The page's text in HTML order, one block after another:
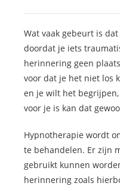
Wat vaak gebeurt is
doordat je iets
herinnering geen
voor dat je het niet los
en je wilt het
voor je is kan dat
Hypnotherapie wordt
te behandelen. Er zijn
gebruikt kunnen
herinnering zoals